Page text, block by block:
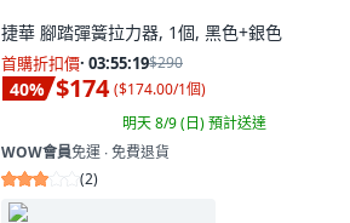
捷華 腳踏彈簧拉力器, 1個, 黑色+銀色
首購折扣價· 03:55:18$290
40% $174 ($174.00/1個)
明天 8/9 (日)預計送達
WOW會員免運 ∙ 免費退貨
(2)